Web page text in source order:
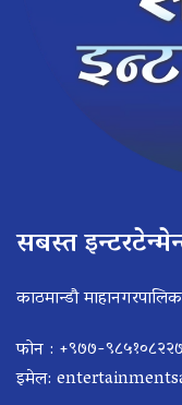
सबस्त
काठमान्डौ
फोन : +९७७-
इमेल: